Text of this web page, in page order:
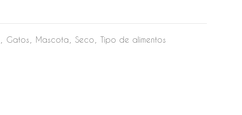
Gatos Mascota Seco Tipo de alimentos